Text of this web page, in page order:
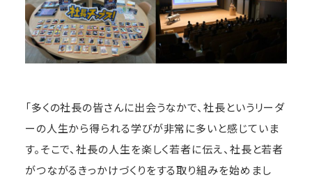
「多くの社長の皆さんに出会うなかで、社長というリーダ
ーの人生から得られる学びが非常に多いと感じていま
す。そこで、社長の人生を楽しく若者に伝え、社長と若者
がつながるきっかけづくりをする取り組みを始めまし